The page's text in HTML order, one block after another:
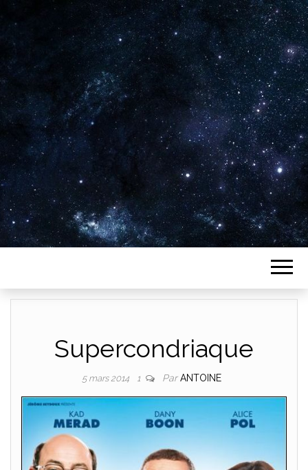
Plus de 2800 critiques de films
Supercondriaque
5 mars 2014 1 ParANTOINE